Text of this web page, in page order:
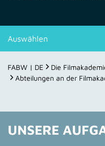
Auswählen
Aufgabenbereiche
FABW | DE Die
Abteilungen an der
UNSERE